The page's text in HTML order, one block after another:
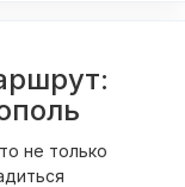
не только